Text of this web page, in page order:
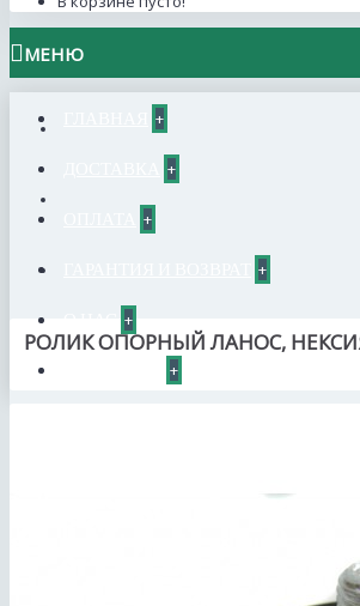
МЕНЮ
+
+
+
+
+
+
РОЛИК ОПОРНЫЙ ЛАНОС, НЕКСИЯ